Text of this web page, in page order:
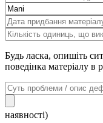
Будь ласка, опишіть
поведінка матеріалу в
наявності)